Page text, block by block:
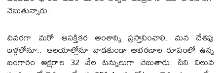
చెబుతున్నారు.
చివరగా మరో ఆసక్తికర అంశాన్ని ప్రస్తావించాలి. మన దేశపు
ఇళ్లలోనూ.. ఆలయాల్లోనూ వాడకుండా ఆభరణాల రూపంలో ఉన్న
బంగారం అక్షరాల 32 వేల టన్నులుగా చెబుతారు. దీని విలువ